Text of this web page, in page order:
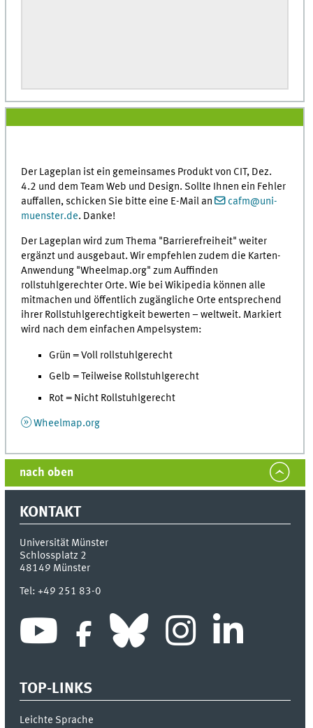
Der Lageplan ist ein gemeinsames Produkt von CIT, Dez.
4.2 und dem Team Web und Design. Sollte Ihnen ein Fehler
auffallen, schicken Sie bitte eine E-Mail an
cafm@uni-
muenster.de. Danke!
Der Lageplan wird zum Thema "Barrierefreiheit" weiter
ergänzt und ausgebaut. Wir empfehlen zudem die Karten-
Anwendung "Wheelmap.org" zum Auffinden
rollstuhlgerechter Orte. Wie bei Wikipedia können alle
mitmachen und öffentlich zugängliche Orte entsprechend
ihrer Rollstuhlgerechtigkeit bewerten – weltweit. Markiert
wird nach dem einfachen Ampelsystem:
Grün = Voll rollstuhlgerecht
Gelb = Teilweise Rollstuhlgerecht
Rot = Nicht Rollstuhlgerecht
Wheelmap.org
nach oben
KONTAKT
Universität Münster
Schlossplatz 2
48149 Münster
Tel:+49 251 83-0
TOP-LINKS
Leichte Sprache